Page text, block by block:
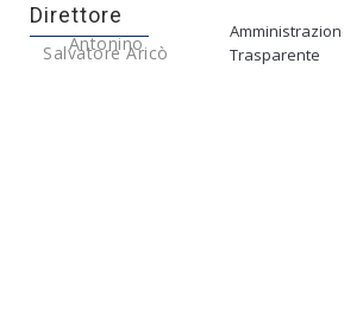
Direttore
Antonino
Salvatore Aricò
Amministrazione
Trasparente